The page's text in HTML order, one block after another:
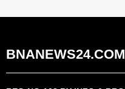
BNANEWS24.COM